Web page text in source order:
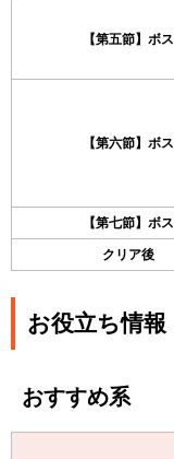
【第五節】ボス
【第六節】ボス
【第七節】ボス
クリア後
お役立ち情報
おすすめ系